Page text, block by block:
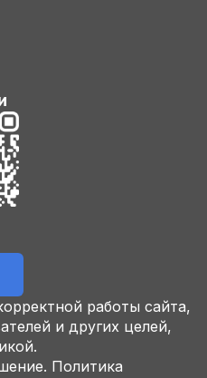
работы сайта,
и других целей,
Политика